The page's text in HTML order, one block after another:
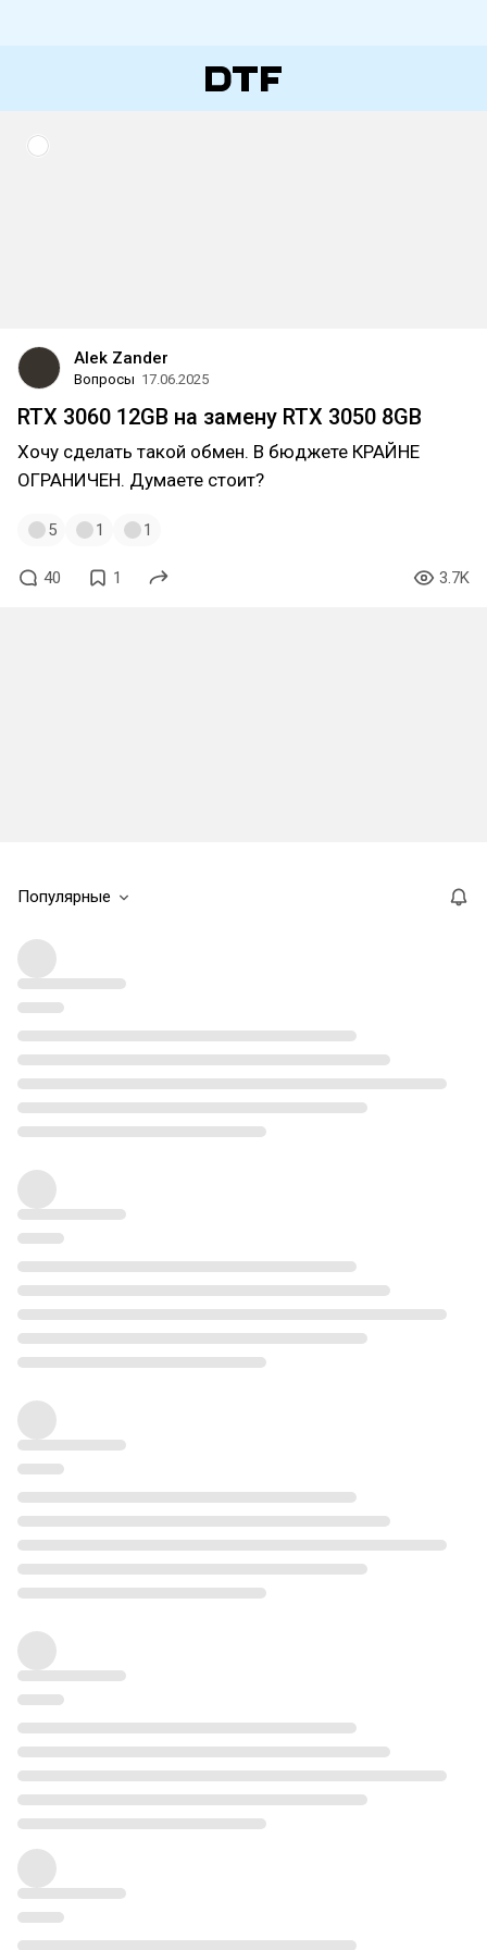
Alek Zander
Вопросы 17.06.2025
RTX 3060 12GB на замену RTX 3050 8GB
Хочу сделать такой обмен. В бюджете КРАЙНЕ
ОГРАНИЧЕН. Думаете стоит?
5 1 1
40 1 3.7K
Популярные